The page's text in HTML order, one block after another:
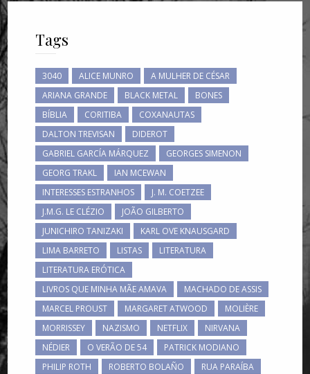
Tags
3040 ALICE MUNRO
A MULHER DE CÉSAR
ARIANA GRANDE
BLACK METAL
BONES
BÍBLIA
CORITIBA
COXANAUTAS
DALTON TREVISAN
DIDEROT
GABRIEL GARCÍA MÁRQUEZ
GEORGES SIMENON
GEORG TRAKL
IAN MCEWAN
INTERESSES ESTRANHOS
J. M. COETZEE
J.M.G. LE CLÉZIO
JOÃO GILBERTO
JUNICHIRO TANIZAKI
KARL OVE KNAUSGARD
LIMA BARRETO
LISTAS
LITERATURA
LITERATURA ERÓTICA
LIVROS QUE MINHA MÃE AMAVA
MACHADO DE ASSIS
MARCEL PROUST
MARGARET ATWOOD
MOLIÈRE
MORRISSEY
NAZISMO NETFLIX
NIRVANA
NÉDIER
O VERÃO DE 54
PATRICK MODIANO
PHILIP ROTH
ROBERTO BOLAÑO
RUA PARAÍBA